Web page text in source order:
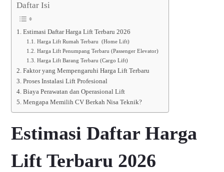
Daftar Isi
Estimasi Daftar Harga Lift Terbaru 2026
Harga Lift Rumah Terbaru (Home Lift)
Harga Lift Penumpang Terbaru (Passenger Elevator)
Harga Lift Barang Terbaru (Cargo Lift)
Faktor yang Mempengaruhi Harga Lift Terbaru
Proses Instalasi Lift Profesional
Biaya Perawatan dan Operasional Lift
Mengapa Memilih CV Berkah Nisa Teknik?
Estimasi Daftar Harga
Lift Terbaru 2026